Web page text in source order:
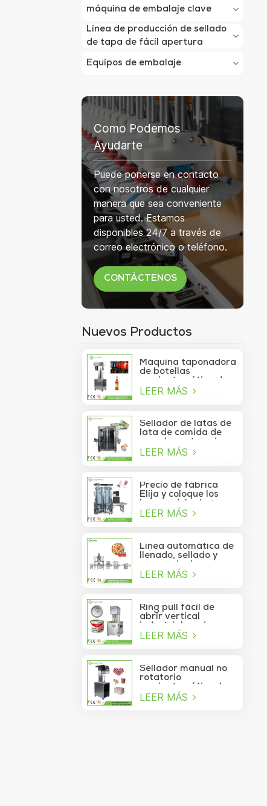
máquina de embalaje clave
Línea de producción de sellado
de tapa de fácil apertura
Equipos de embalaje
Como Podemos
Ayudarte
Puede ponerse en contacto
con nosotros de cualquier
manera que sea conveniente
para usted. Estamos
disponibles 24/7 a través de
correo electrónico o teléfono.
CONTÁCTENOS
Nuevos Productos
Máquina taponadora
de botellas
semiautomática de
750 ml para botellas
LEER MÁS
Sellador de latas de
lata de comida de
mar de contenedor
de vacío de sardina
LEER MÁS
Precio de fábrica
Elija y coloque los
brazos del robot
Delta para la bolsita
LEER MÁS
Línea automática de
llenado, sellado y
alimentos para
LEER MÁS
Ring pull fácil de
abrir vertical
industrial cerdo
almuerzo pollo
al vacío
LEER MÁS
Sellador manual no
rotatorio
semiautomático de
latas de refrescos,
LEER MÁS